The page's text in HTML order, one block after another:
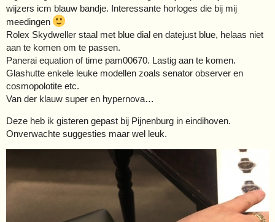
wijzers icm blauw bandje. Interessante horloges die bij mij
meedingen
Rolex Skydweller staal met blue dial en datejust blue, helaas niet
aan te komen om te passen.
Panerai equation of time pam00670. Lastig aan te komen.
Glashutte enkele leuke modellen zoals senator observer en
cosmopolotite etc.
Van der klauw super en hypernova…
Deze heb ik gisteren gepast bij Pijnenburg in eindihoven.
Onverwachte suggesties maar wel leuk.